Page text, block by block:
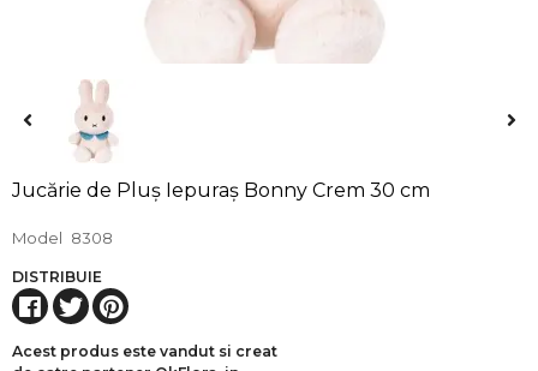
Jucărie de Pluș Iepuraș Bonny Crem 30 cm
Model 8308
DISTRIBUIE
Acest produs este vandut si creat